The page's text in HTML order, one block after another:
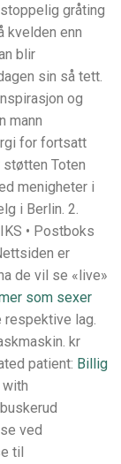
gråting
kvelden enn
blir
sin så tett.
og
mann
for fortsatt
Toten
menigheter i
i Berlin. 2.
• Postboks
er
de vil se «live»
som sexer
lag.
kr
patient: Billig
ved
til